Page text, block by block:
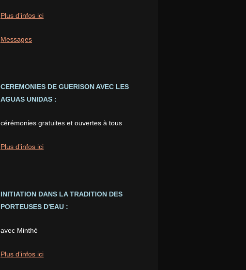
Plus d'infos ici
Messages
CEREMONIES DE GUERISON AVEC LES
AGUAS UNIDAS :
cérémonies gratuites et ouvertes à tous
Plus d'infos ici
INITIATION DANS LA TRADITION DES
PORTEUSES D'EAU :
avec Minthé
Plus d'infos ici